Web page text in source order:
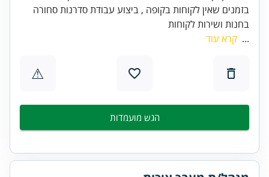
בזמנים שאין לקוחות בקופה , ביצוע עבודת סדרנות סחורה
בחנות ושירות לקוחות
... קרא עוד
⚠
הגש מועמדות